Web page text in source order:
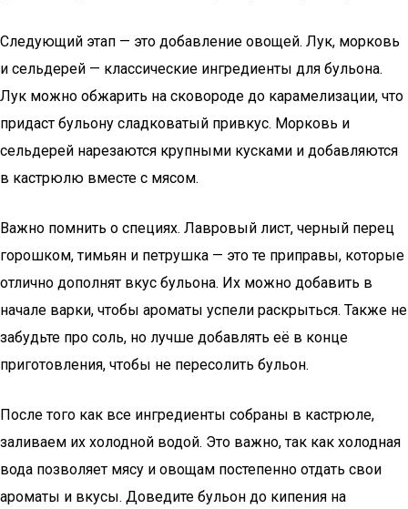
Следующий этап — это добавление овощей. Лук, морковь
и сельдерей — классические ингредиенты для бульона.
Лук можно обжарить на сковороде до карамелизации, что
придаст бульону сладковатый привкус. Морковь и
сельдерей нарезаются крупными кусками и добавляются
в кастрюлю вместе с мясом.
Важно помнить о специях. Лавровый лист, черный перец
горошком, тимьян и петрушка — это те приправы, которые
отлично дополнят вкус бульона. Их можно добавить в
начале варки, чтобы ароматы успели раскрыться. Также не
забудьте про соль, но лучше добавлять её в конце
приготовления, чтобы не пересолить бульон.
После того как все ингредиенты собраны в кастрюле,
заливаем их холодной водой. Это важно, так как холодная
вода позволяет мясу и овощам постепенно отдать свои
ароматы и вкусы. Доведите бульон до кипения на